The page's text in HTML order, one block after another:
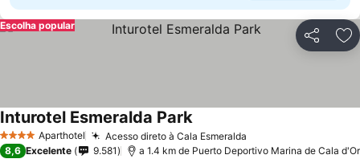
Partilhar
Escolha popular
4 EstrelasAparthotel Acesso direto à Cala Esmeralda
Inturotel Esmeralda Park
8,6 Excelente 9.581 a 1.4 km de Puerto Deportivo Marina de Cala d'Or